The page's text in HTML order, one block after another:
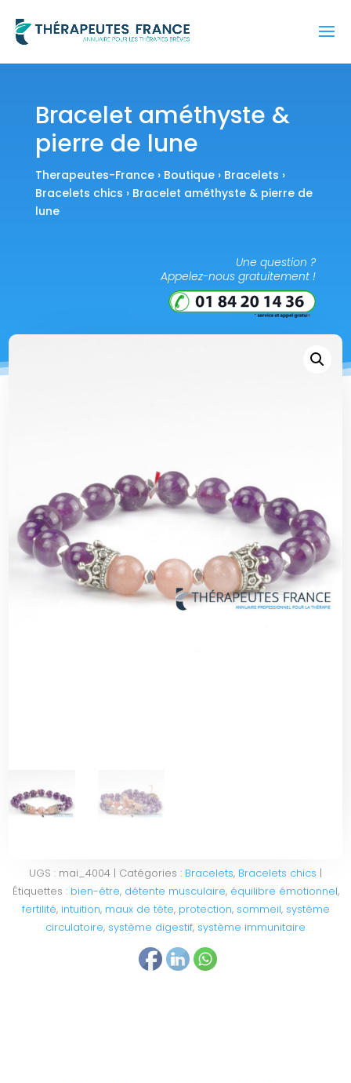
Bracelet améthyste &
pierre de lune
Therapeutes-France› Boutique› Bracelets ›
Bracelets chics › Bracelet améthyste & pierre de
lune
Une question ?
Appelez-nous gratuitement !
UGS : mai_4004 Catégories : Bracelets, Bracelets chics
Étiquettes : bien-être, détente musculaire, équilibre émotionnel,
fertilité, intuition, maux de tête, protection, sommeil, système
circulatoire, système digestif, système immunitaire